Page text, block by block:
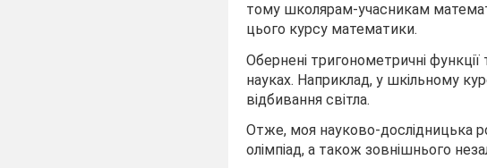
тому школярам-учасникам
цього курсу математики.
Обернені тригонометричні
науках. Наприклад, у шкільному
відбивання світла.
Отже, моя науково-дослідницька
олімпіад, а також зовнішнього